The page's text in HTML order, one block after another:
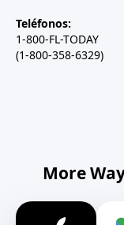
Teléfonos:
1-800-FL-TODAY
(1-800-358-6329)
More